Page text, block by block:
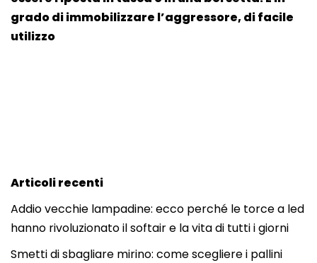
grado di immobilizzare l’aggressore, di facile
utilizzo
Articoli recenti
Addio vecchie lampadine: ecco perché le torce a led
hanno rivoluzionato il softair e la vita di tutti i giorni
Smetti di sbagliare mirino: come scegliere i pallini